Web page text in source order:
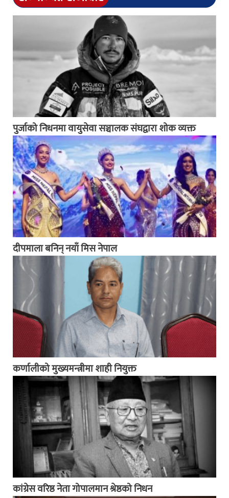
पुर्जाको निधनमा वायुसेवा सञ्चालक संघद्वारा शोक व्यक्त
दीपमाला बनिन् नयाँ मिस नेपाल
कर्णालीको मुख्यमन्त्रीमा शाही नियुक्त
कांग्रेस वरिष्ठ नेता गोपालमान श्रेष्ठको निधन